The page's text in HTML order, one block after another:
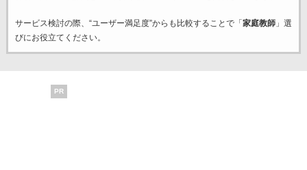
サービス検討の際、“ユーザー満足度”からも比較することで「 家庭教師」選
びにお役立てください。
PR